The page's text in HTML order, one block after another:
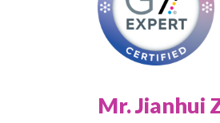
Mr. Jianhui